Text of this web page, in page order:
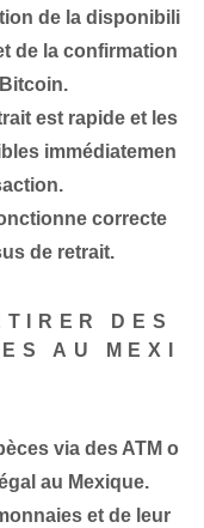
de la disponibili
de la confirmation
est rapide et les
immédiatemen
correcte
de retrait.
DES
AU MEXI
via des ⁤ATM⁢ o
au Mexique.
et de leur